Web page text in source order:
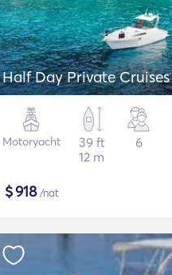
Half Day Private
Motoryacht
39 ft
12 m
6
$918/nat